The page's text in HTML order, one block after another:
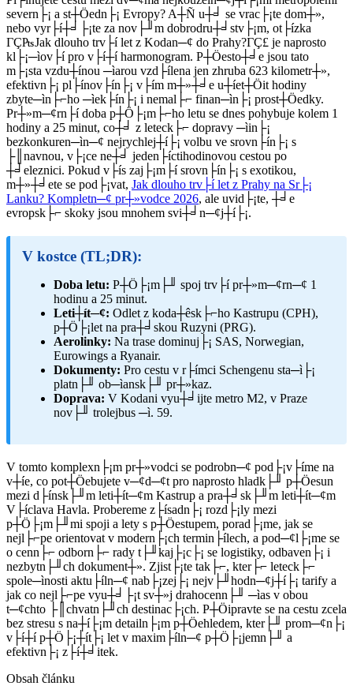
severn├¡ a st┼Öedn├¡ Evropy? A┼Ñ u┼╛ se vrac├¡te dom┼»,
nebo vyr├í┼╛├¡te za nov├╜m dobrodru┼╛stv├¡m, ot├ízka
ΓÇ₧Jak dlouho trv├í let z Kodan─¢ do Prahy?ΓÇ£ je naprosto
kl├¡─ìov├í pro v├í┼í harmonogram. P┼Öesto┼╛e jsou tato
m├¡sta vzdu┼ínou ─ìarou vzd├ílena jen zhruba 623 kilometr┼»,
efektivn├¡ pl├ínov├ín├¡ v├ím m┼»┼╛e u┼íet┼Öit hodiny
zbyte─ìn├⌐ho ─ìek├ín├¡ i nemal├⌐ finan─ìn├¡ prost┼Öedky.
Pr┼»m─¢rn├í doba p┼Ö├¡m├⌐ho letu se dnes pohybuje kolem 1
hodiny a 25 minut, co┼╛ z leteck├⌐ dopravy ─ìin├¡
bezkonkuren─ìn─¢ nejrychlej┼í├¡ volbu ve srovn├ín├¡ s
├║navnou, v├¡ce ne┼╛ jeden├íctihodinovou cestou po
┼╛eleznici. Pokud v├ís zaj├¡m├í srovn├ín├¡ s exotikou,
m┼»┼╛ete se pod├¡vat, Jak dlouho trv├í let z Prahy na Sr├¡
Lanku? Kompletn─¢ pr┼»vodce 2026, ale uvid├¡te, ┼╛e
evropsk├⌐ skoky jsou mnohem svi┼╛n─¢j┼í├¡.
V kostce (TL;DR):
Doba letu: P┼Ö├¡m├╜ spoj trv├í pr┼»m─¢rn─¢ 1
hodinu a 25 minut.
Leti┼ít─¢: Odlet z koda┼êsk├⌐ho Kastrupu (CPH),
p┼Ö├¡let na pra┼╛skou Ruzyni (PRG).
Aerolinky: Na trase dominuj├¡ SAS, Norwegian,
Eurowings a Ryanair.
Dokumenty: Pro cestu v r├ímci Schengenu sta─ì├¡
platn├╜ ob─ìansk├╜ pr┼»kaz.
Doprava: V Kodani vyu┼╛ijte metro M2, v Praze
nov├╜ trolejbus ─ì. 59.
V tomto komplexn├¡m pr┼»vodci se podrobn─¢ pod├¡v├íme na
v┼íe, co pot┼Öebujete v─¢d─¢t pro naprosto hladk├╜ p┼Öesun
mezi d├ínsk├╜m leti┼ít─¢m Kastrup a pra┼╛sk├╜m leti┼ít─¢m
V├íclava Havla. Probereme z├ísadn├¡ rozd├¡ly mezi
p┼Ö├¡m├╜mi spoji a lety s p┼Öestupem, porad├¡me, jak se
nejl├⌐pe orientovat v modern├¡ch termin├ílech, a pod─¢l├¡me se
o cenn├⌐ odborn├⌐ rady t├╜kaj├¡c├¡ se logistiky, odbaven├¡ i
nezbytn├╜ch dokument┼». Zjist├¡te tak├⌐, kter├⌐ leteck├⌐
spole─ìnosti aktu├íln─¢ nab├¡zej├¡ nejv├╜hodn─¢j┼í├¡ tarify a
jak co nejl├⌐pe vyu┼╛├¡t sv┼»j drahocenn├╜ ─ìas v obou
t─¢chto ├║chvatn├╜ch destinac├¡ch. P┼Öipravte se na cestu zcela
bez stresu s na┼í├¡m detailn├¡m p┼Öehledem, kter├╜ prom─¢n├¡
v├í┼í p┼Ö├¡┼ít├¡ let v maxim├íln─¢ p┼Ö├¡jemn├╜ a
efektivn├¡ z├í┼╛itek.
Obsah článku